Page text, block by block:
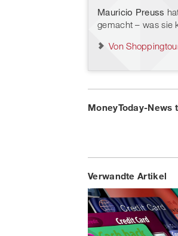
Mauricio Preuss
gemacht – was sie
Von
MoneyToday-News
Verwandte Artikel